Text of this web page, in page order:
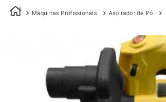
Máquinas Profissionais Aspirador de Pó